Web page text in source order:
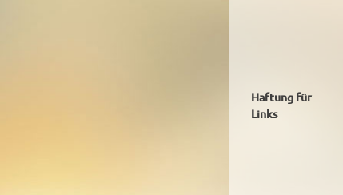
Haftung für
Links